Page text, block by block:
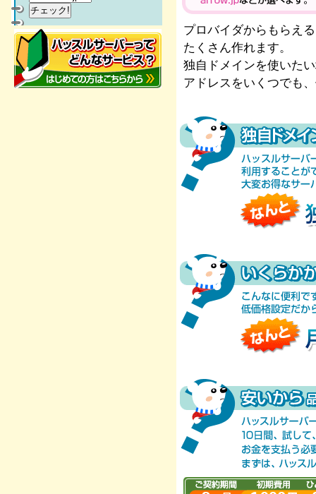
プロバイダからもらえ
たくさん作れます。
独自ドメインを使いた
アドレスをいくつでも